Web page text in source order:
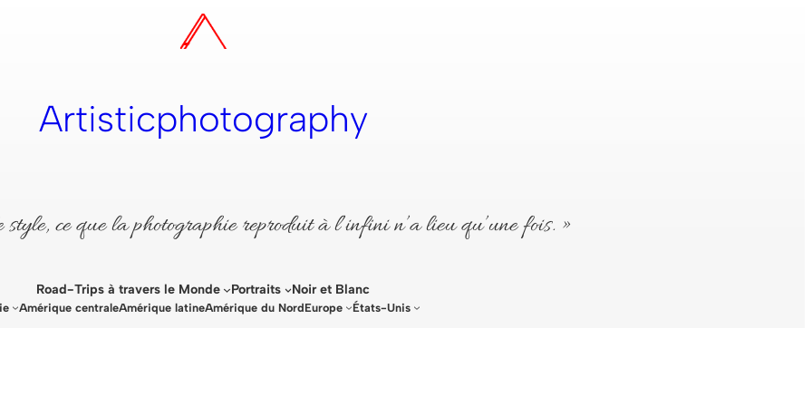
Artisticphotography
ce que la photographie reproduit à l’infini n’a lieu qu’une fois. »
Road-Trips à travers le Monde Portraits Noir et Blanc
Amérique centraleAmérique latineAmérique du NordEurope États-Unis